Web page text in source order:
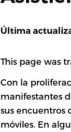
Última
This page was
Con la
manifestantes
sus encuentros
móviles. En